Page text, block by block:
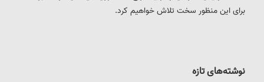
نوشته‌های تازه
برای این منظور سخت تلاش خواهیم کرد.